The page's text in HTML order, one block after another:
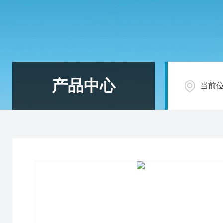
产品中心 当前